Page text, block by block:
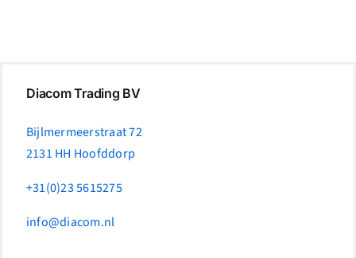
Diacom Trading BV
Bijlmermeerstraat 72
2131 HH Hoofddorp
+31(0)23 5615275
info@diacom.nl